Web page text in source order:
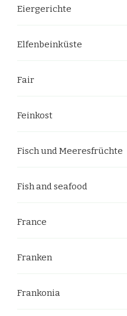
Eiergerichte
Elfenbeinküste
Fair
Feinkost
Fisch und Meeresfrüchte
Fish and seafood
France
Franken
Frankonia